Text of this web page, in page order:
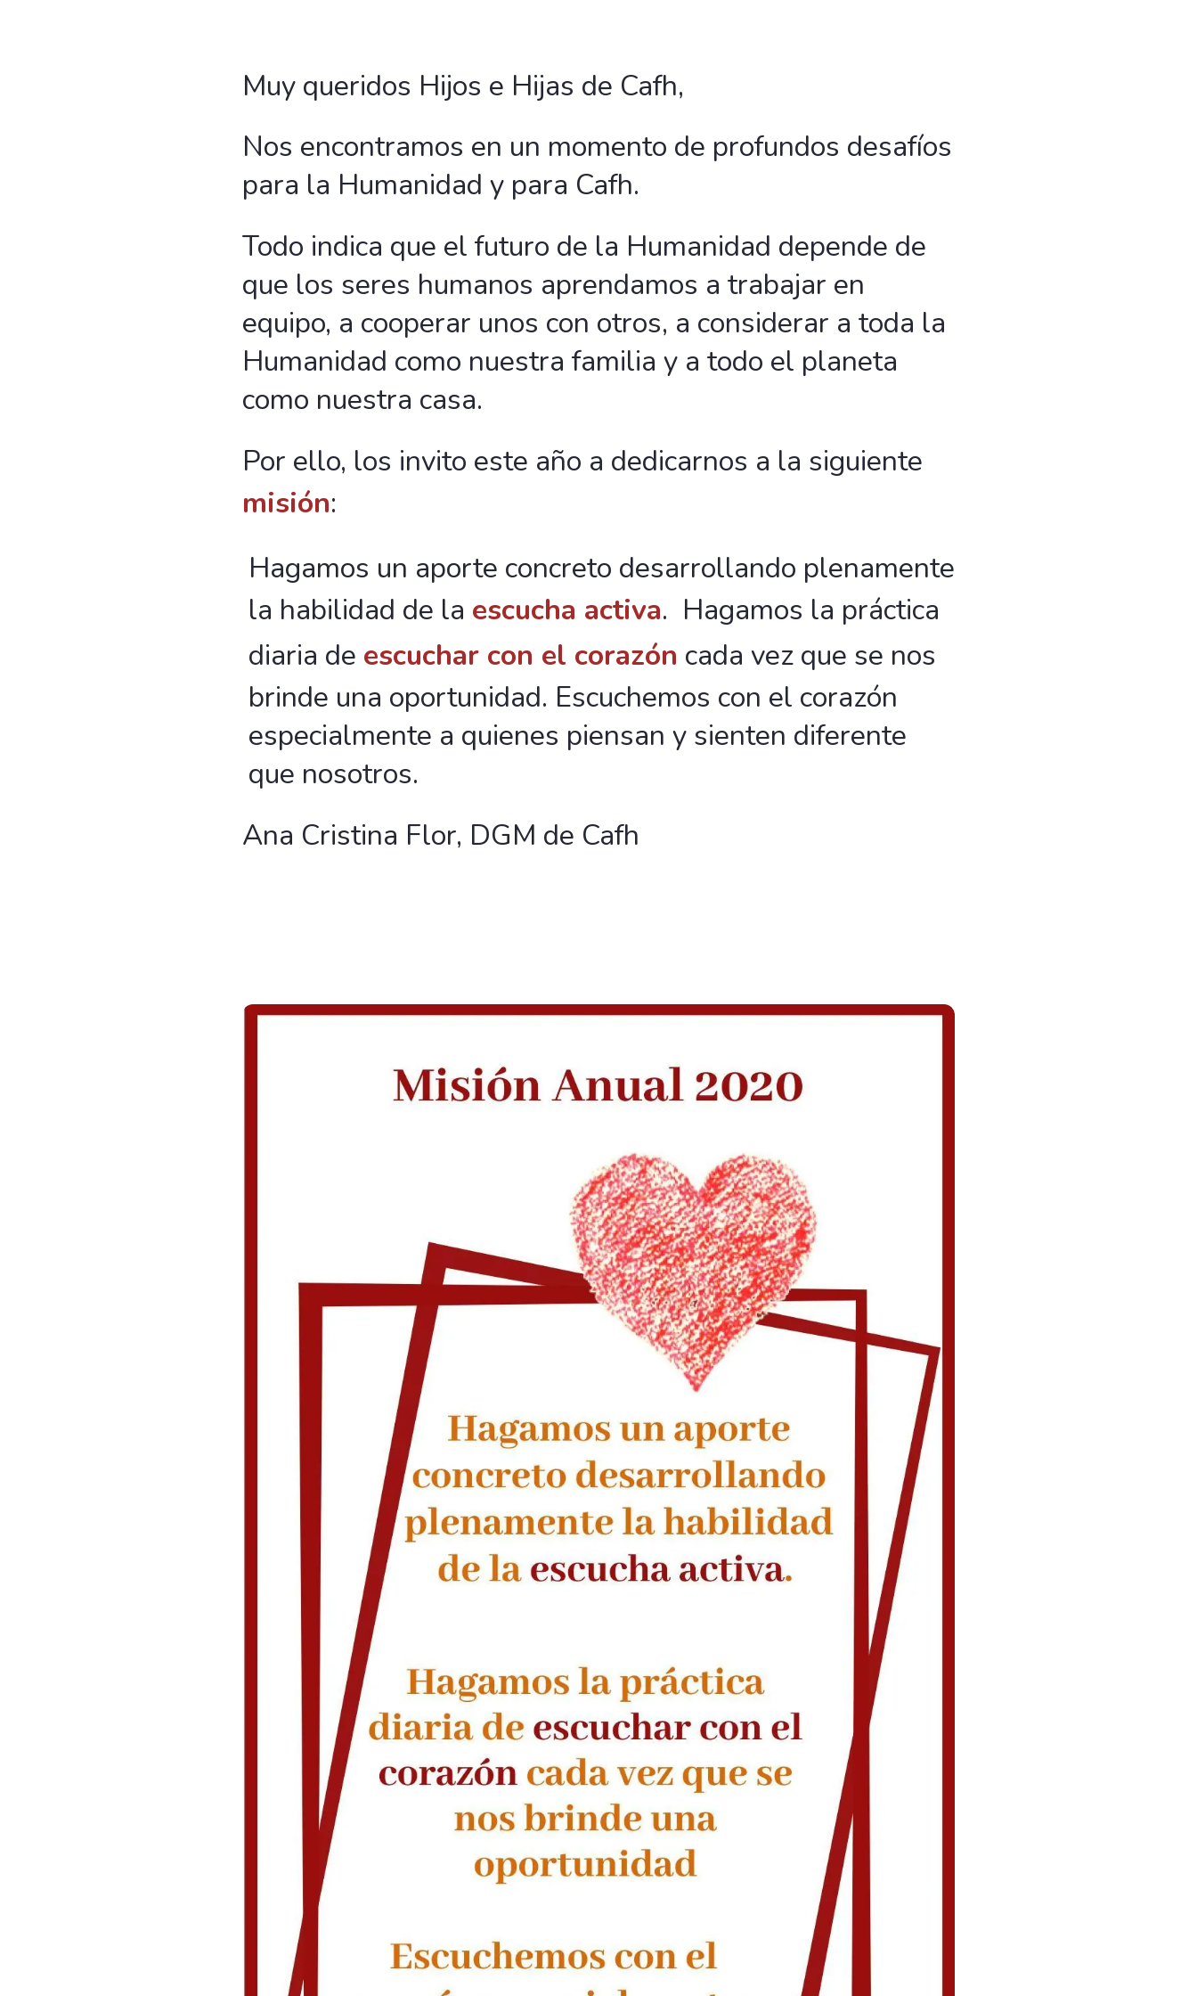
Muy queridos Hijos e Hijas de Cafh,
Nos encontramos en un momento de profundos desafíos
para la Humanidad y para Cafh.
Todo indica que el futuro de la Humanidad depende de
que los seres humanos aprendamos a trabajar en
equipo, a cooperar unos con otros, a considerar a toda la
Humanidad como nuestra familia y a todo el planeta
como nuestra casa.
Por ello, los invito este año a dedicarnos a la siguiente
misión:
Hagamos un aporte concreto desarrollando plenamente
la habilidad de la escucha activa. Hagamos la práctica
diaria de escuchar con el corazón cada vez que se nos
brinde una oportunidad. Escuchemos con el corazón
especialmente a quienes piensan y sienten diferente
que nosotros.
Ana Cristina Flor, DGM de Cafh